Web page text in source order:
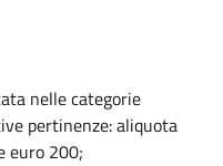
nelle categorie
pertinenze: aliquota
euro 200;